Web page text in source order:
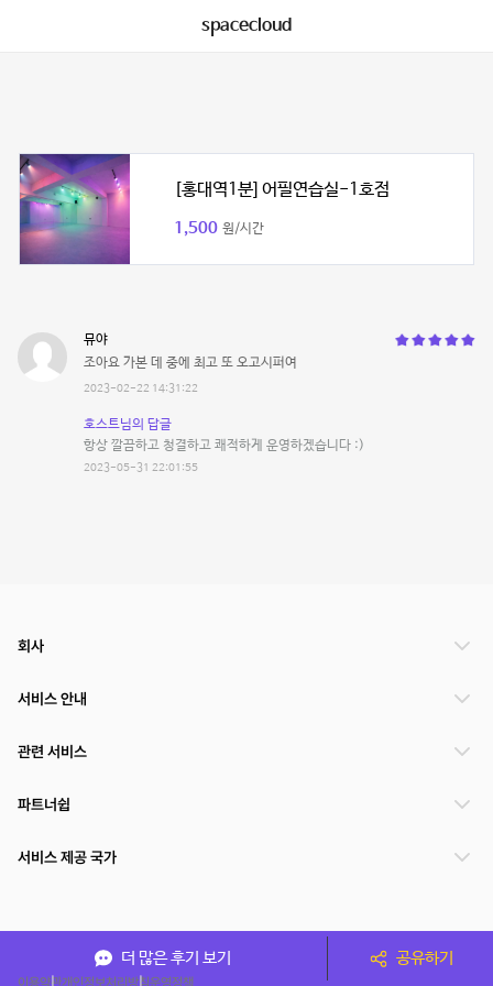
spacecloud
[홍대역1분] 어필연습실-1호점
1,500 원/시간
뮤야
조아요 가본 데 중에 최고 또 오고시퍼여
2023-02-22 14:31:22
호스트님의 답글
항상 깔끔하고 청결하고 쾌적하게 운영하겠습니다 :)
2023-05-31 22:01:55
더 많은 후기 보기 공유하기
회사
서비스 안내
관련 서비스
파트너쉽
서비스 제공 국가
이용약관개인정보처리방침운영정책